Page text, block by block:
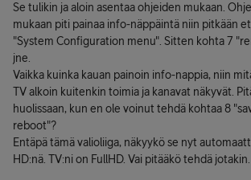
Se tulikin ja aloin asentaa ohjeiden mukaan.
mukaan piti painaa info-näppäintä niin pitkään
"System Configuration menu". Sitten kohta 7
jne.
Vaikka kuinka kauan painoin info-nappia, niin
TV alkoin kuitenkin toimia ja kanavat näkyvät.
huolissaan, kun en ole voinut tehdä kohtaa 8
reboot"?
Entäpä tämä valioliiga, näkyykö se nyt
HD:nä. TV:ni on FullHD. Vai pitääkö tehdä jotakin.